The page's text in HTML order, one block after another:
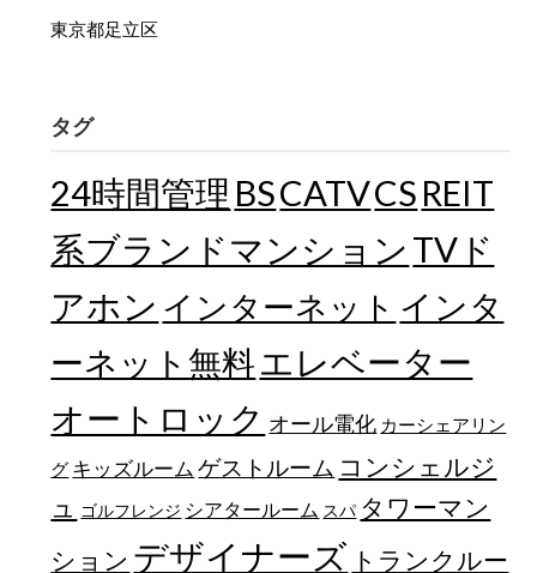
東京都足立区
タグ
24時間管理 BSCATVCS REIT
系ブランドマンション TVド
アホン インターネット インタ
ーネット無料エレベーター
オートロック オール電化 カーシェアリン
グ キッズルーム ゲストルーム コンシェルジ
ュ
ゴルフレンジ シアタールーム スパ タワーマン
ション デザイナーズ トランクルー